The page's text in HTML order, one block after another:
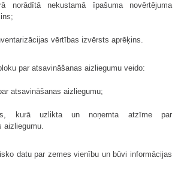
norādītā nekustamā īpašuma novērtējuma
vērtības izvērsts aprēķins.
par atsavināšanas aizliegumu veido:
atsavināšanas aizliegumu;
kurā uzlikta un noņemta atzīme par
aizliegumu.
datu par zemes vienību un būvi informācijas